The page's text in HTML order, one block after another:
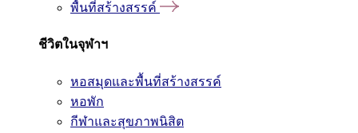
พื้นที่สร้างสรรค์
ชีวิตในจุฬาฯ
หอสมุดและพื้นที่สร้างสรรค์
หอพัก
กีฬาและสุขภาพนิสิต